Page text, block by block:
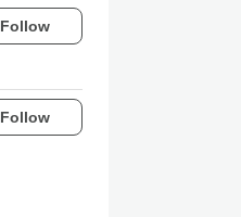
Follow
Follow